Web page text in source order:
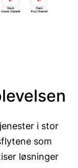
i stor
som
løsninger